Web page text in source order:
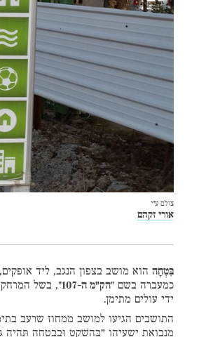
צולם ע״י
אורי זקהם
בִּטְחָה
כמעברה בשם "הק"מ ה-107
", בשל המרחק
ידי עולים מתימן.
התושבים הגיעו למושב ממחוז שרעב
מנבואת ישעיהו”בְּהַשְׁקֵט וּבְבִטְחָה תִּהְיֶה